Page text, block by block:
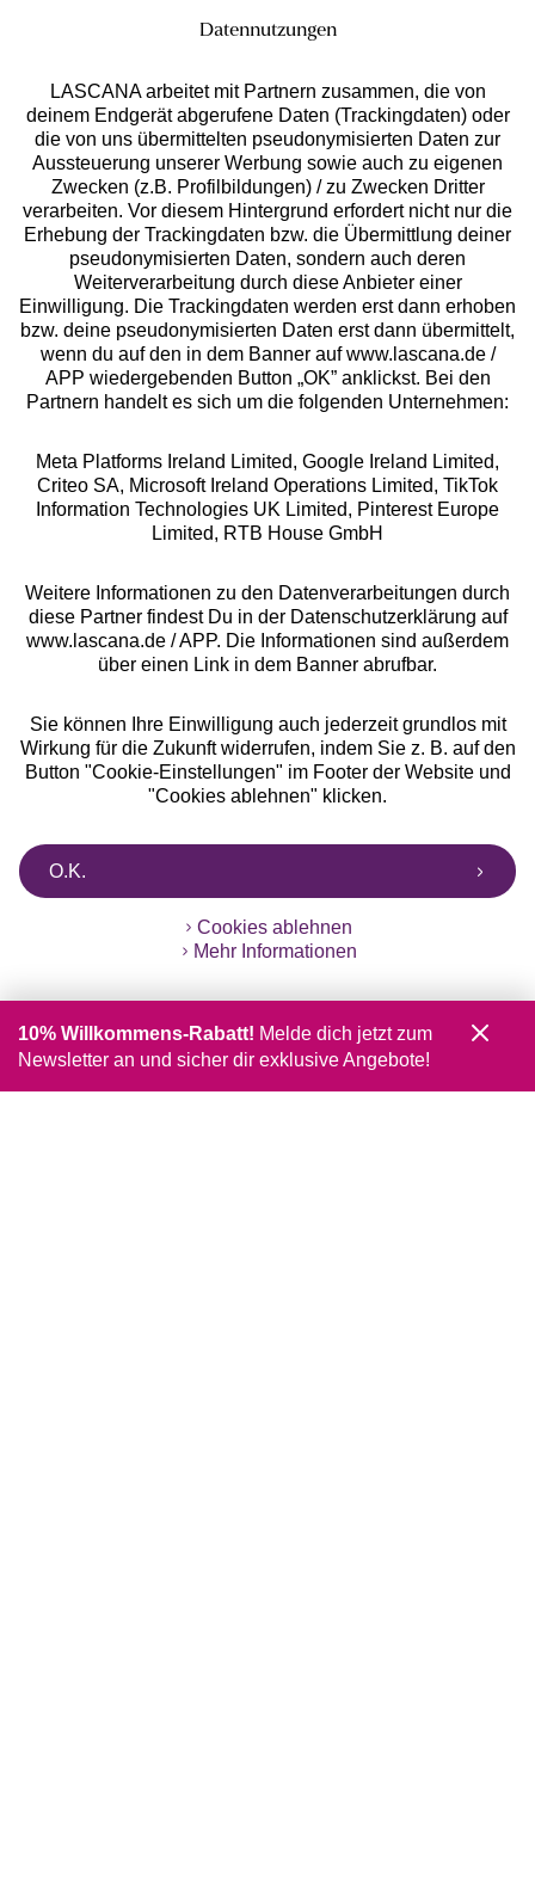
Services
Beratung
Über uns
Rechtliches
Alle Preise inkl. MwSt., zzgl.
Versandkosten
** Bonität vorausgesetzt, berechtigt zur Bonitätsprüfung
Datennutzungen
LASCANA arbeitet mit Partnern zusammen, die von
deinem Endgerät abgerufene Daten (Trackingdaten) oder
die von uns übermittelten pseudonymisierten Daten zur
Aussteuerung unserer Werbung sowie auch zu eigenen
Zwecken (z.B. Profilbildungen) / zu Zwecken Dritter
verarbeiten. Vor diesem Hintergrund erfordert nicht nur die
Erhebung der Trackingdaten bzw. die Übermittlung deiner
pseudonymisierten Daten, sondern auch deren
Weiterverarbeitung durch diese Anbieter einer
Einwilligung. Die Trackingdaten werden erst dann erhoben
bzw. deine pseudonymisierten Daten erst dann übermittelt,
wenn du auf den in dem Banner auf www.lascana.de /
APP wiedergebenden Button „OK” anklickst. Bei den
Partnern handelt es sich um die folgenden Unternehmen:
Meta Platforms Ireland Limited, Google Ireland Limited,
Criteo SA, Microsoft Ireland Operations Limited, TikTok
Information Technologies UK Limited, Pinterest Europe
Limited, RTB House GmbH
Weitere Informationen zu den Datenverarbeitungen durch
diese Partner findest Du in der Datenschutzerklärung auf
www.lascana.de / APP. Die Informationen sind außerdem
über einen Link in dem Banner abrufbar.
Sie können Ihre Einwilligung auch jederzeit grundlos mit
Wirkung für die Zukunft widerrufen, indem Sie z. B. auf den
Button "Cookie-Einstellungen" im Footer der Website und
"Cookies ablehnen" klicken.
O.K.
Cookies ablehnen
Mehr Informationen
10% Willkommens-Rabatt! Melde dich jetzt zum
Newsletter an und sicher dir exklusive Angebote!